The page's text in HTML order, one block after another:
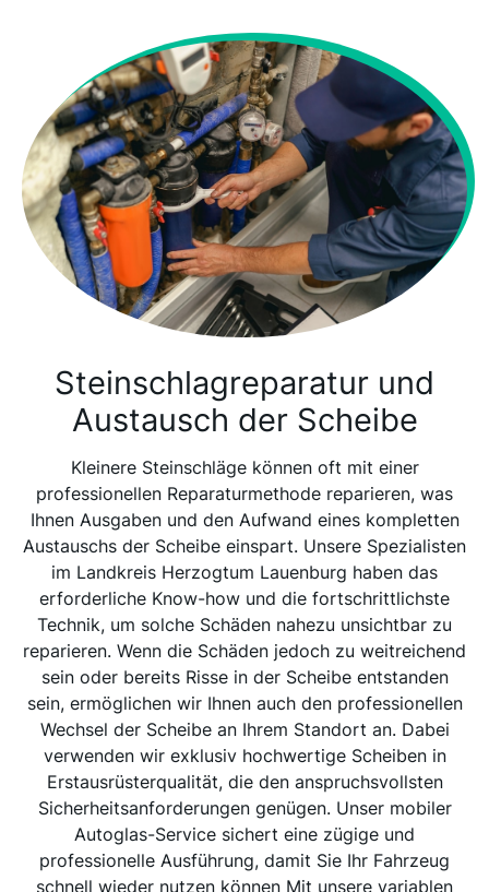
Steinschlagreparatur und
Austausch der Scheibe
Kleinere Steinschläge können oft mit einer
professionellen Reparaturmethode reparieren, was
Ihnen Ausgaben und den Aufwand eines kompletten
Austauschs der Scheibe einspart. Unsere Spezialisten
im Landkreis Herzogtum Lauenburg haben das
erforderliche Know-how und die fortschrittlichste
Technik, um solche Schäden nahezu unsichtbar zu
reparieren. Wenn die Schäden jedoch zu weitreichend
sein oder bereits Risse in der Scheibe entstanden
sein, ermöglichen wir Ihnen auch den professionellen
Wechsel der Scheibe an Ihrem Standort an. Dabei
verwenden wir exklusiv hochwertige Scheiben in
Erstausrüsterqualität, die den anspruchsvollsten
Sicherheitsanforderungen genügen. Unser mobiler
Autoglas-Service sichert eine zügige und
professionelle Ausführung, damit Sie Ihr Fahrzeug
schnell wieder nutzen können Mit unsere variablen